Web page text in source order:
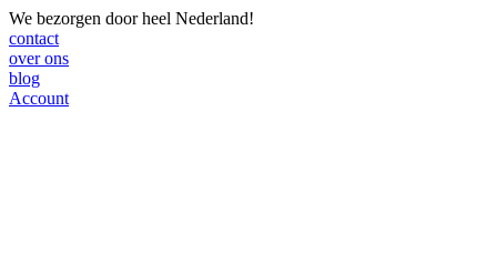
We bezorgen door heel Nederland!
contact
over ons
blog
Account